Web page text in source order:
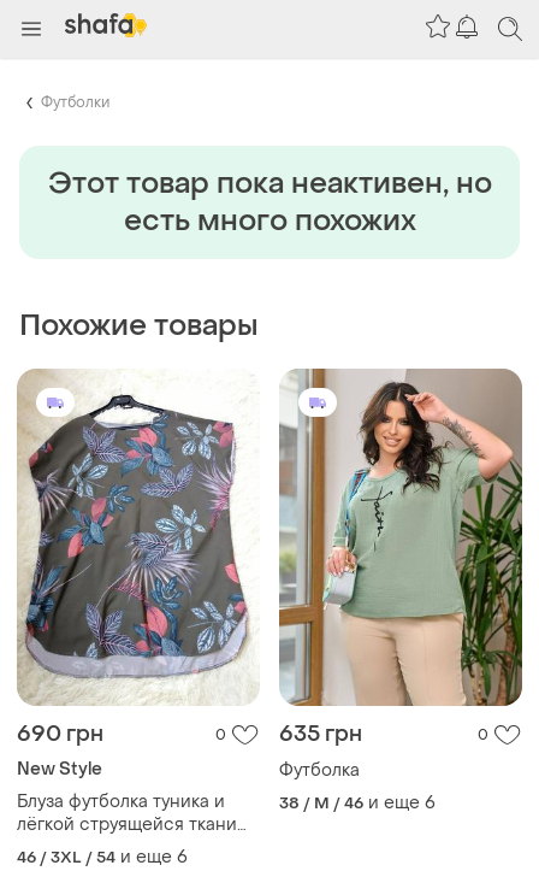
Футболки
Этот товар пока неактивен, но
есть много похожих
Похожие товары
690 грн 0
New Style
Блуза футболка туника и
лёгкой струящейся ткани
супер софт
46 / 3XL / 54 и еще 6
635 грн 0
Футболка
38 / M / 46 и еще 6